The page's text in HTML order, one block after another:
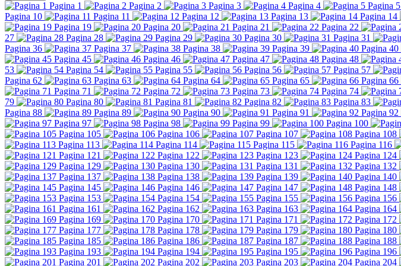
Pagina 1 Pagina 2 Pagina 3 Pagina 4 Pagina 5
Pagina 10
Pagina 11 Pagina 12 Pagina 13 Pagina 14
Pagina 19
Pagina 20 Pagina 21 Pagina 22
27
Pagina 28 Pagina 29 Pagina 30 Pagina 31
Pagina 36
Pagina 37 Pagina 38 Pagina 39 Pagina 40
Pagina 45
Pagina 46 Pagina 47 Pagina 48
53
Pagina 54 Pagina 55 Pagina 56 Pagina 57
Pagina 62
Pagina 63 Pagina 64 Pagina 65 Pagina 66
Pagina 71
Pagina 72 Pagina 73 Pagina 74
79
Pagina 80 Pagina 81 Pagina 82 Pagina 83
Pagina 88
Pagina 89 Pagina 90 Pagina 91 Pagina 92
Pagina 97
Pagina 98 Pagina 99 Pagina 100
Pagina 105
Pagina 106 Pagina 107 Pagina 108
Pagina 113
Pagina 114 Pagina 115 Pagina 116
Pagina 121
Pagina 122 Pagina 123 Pagina 124
Pagina 129
Pagina 130 Pagina 131 Pagina 132
Pagina 137
Pagina 138 Pagina 139 Pagina 140
Pagina 145
Pagina 146 Pagina 147 Pagina 148
Pagina 153
Pagina 154 Pagina 155 Pagina 156
Pagina 161
Pagina 162 Pagina 163 Pagina 164
Pagina 169
Pagina 170 Pagina 171 Pagina 172
Pagina 177
Pagina 178 Pagina 179 Pagina 180
Pagina 185
Pagina 186 Pagina 187 Pagina 188
Pagina 193
Pagina 194 Pagina 195 Pagina 196
Pagina 201
Pagina 202 Pagina 203 Pagina 204